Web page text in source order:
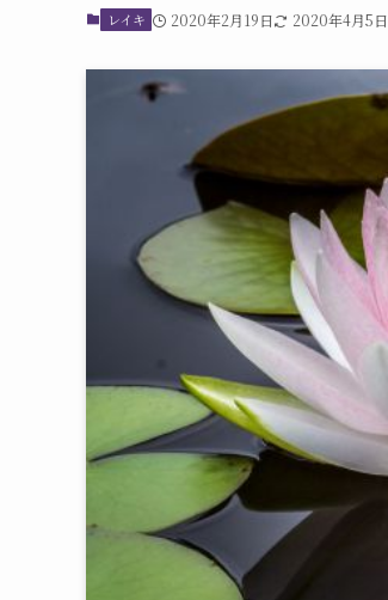
レイキ 2020年2月19日 2020年4月5日